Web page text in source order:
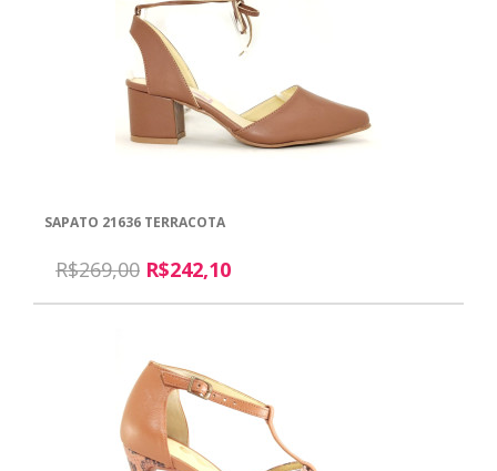
SAPATO 21636 TERRACOTA
R$269,00 R$242,10